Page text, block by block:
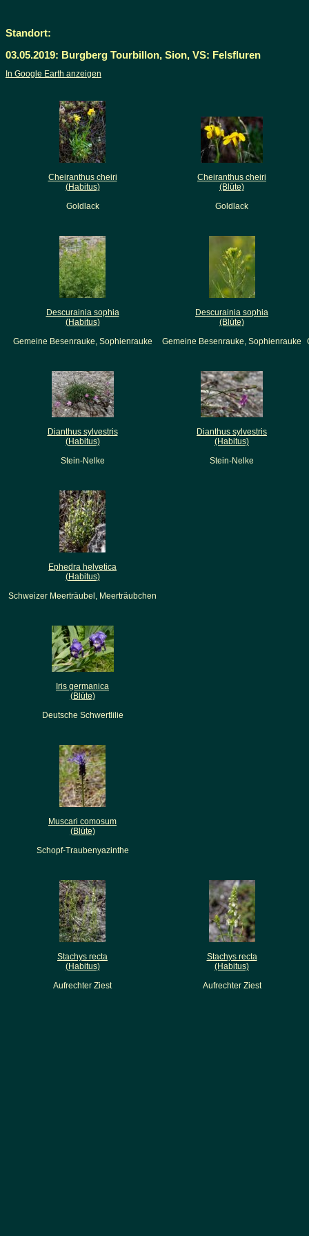
Standort:
03.05.2019: Burgberg Tourbillon, Sion, VS: Felsfluren
In Google Earth anzeigen
Cheiranthus cheiri
(Habitus)
Goldlack
Cheiranthus cheiri
(Blüte)
Goldlack
Descurainia sophia
(Habitus)
Gemeine Besenrauke, Sophienrauke
Descurainia sophia
(Blüte)
Gemeine Besenrauke, Sophienrauke
Dianthus sylvestris
(Habitus)
Stein-Nelke
Dianthus sylvestris
(Habitus)
Stein-Nelke
Ephedra helvetica
(Habitus)
Schweizer Meerträubel, Meerträubchen
Iris germanica
(Blüte)
Deutsche Schwertlilie
Muscari comosum
(Blüte)
Schopf-Traubenyazinthe
Stachys recta
(Habitus)
Aufrechter Ziest
Stachys recta
(Habitus)
Aufrechter Ziest